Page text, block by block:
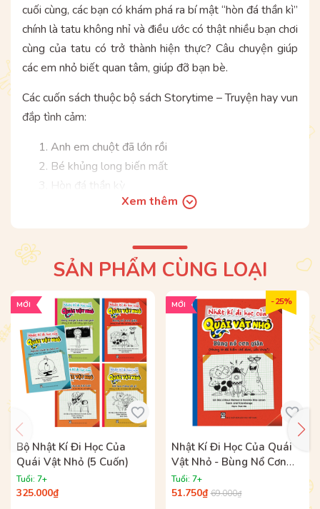
cuối cùng, các bạn có khám phá ra bí mật “hòn đá thần kì”
chính là tatu không nhỉ và điều ước có thật nhiều bạn chơi
cùng của tatu có trở thành hiện thực? Câu chuyện giúp
các em nhỏ biết quan tâm, giúp đỡ bạn bè.
Các cuốn sách thuộc bộ sách Storytime – Truyện hay vun
đắp tình cảm:
Anh em chuột đã lớn rồi
Bé khủng long biến mất
Hòn đá thần kỳ
Nhà là nơi tuyệt nhất!
HÃY MUA TRỌN BỘ 05 CUỐN SÁCH ĐỂ GIÚP TRẺ
NUÔI DƯỠNG TÌNH CẢM YÊU THƯƠNG VỚI GIA
ĐÌNH, BẠN BÈ.
Bộ sách được phát hành tại Hệ thống nhà sách
ADCBook và các nhà sách trên toàn quốc.
Xem thêm
SẢN PHẨM CÙNG LOẠI
MỚI
Bộ Nhật Kí Đi Học Của
Quái Vật Nhỏ (5 Cuốn)
Tuổi: 7+
325.000₫
- 25%
MỚI
Nhật Kí Đi Học Của Quái
Vật Nhỏ - Bùng Nổ Cơn
Giận (Nhưng Tớ Đã Kiềm
Chế Được, Siêu Chưa?)
Tuổi: 7+
51.750₫ 69.000₫